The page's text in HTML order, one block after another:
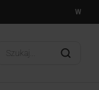
?